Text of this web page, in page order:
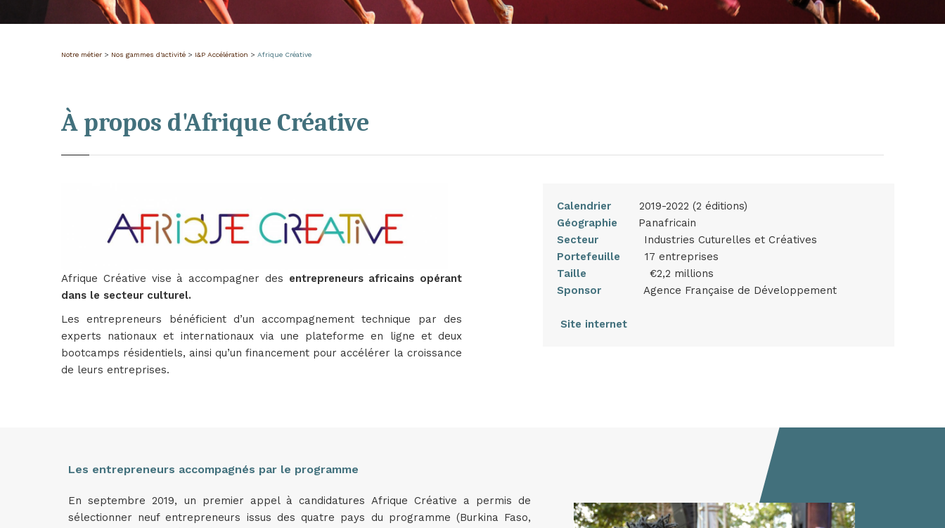
Notre métier > Nos gammes d'activité > I&P Accélération > Afrique Créative
À propos d'Afrique Créative
Afrique Créative vise à accompagner des entrepreneurs africains opérant
dans le secteur culturel.
Les entrepreneurs bénéficient d’un accompagnement technique par des
experts nationaux et internationaux via une plateforme en ligne et deux
bootcamps résidentiels, ainsi qu’un financement pour accélérer la croissance
de leurs entreprises.
Calendrier
2019-2022 (2 éditions)
Géographie Panafricain
Secteur Industries Cuturelles et Créatives
Portefeuille 17 entreprises
Taille €2,2 millions
Sponsor
Agence Française de Développement
Site internet
Les entrepreneurs accompagnés par le programme
En septembre 2019, un premier appel à candidatures Afrique Créative a permis de
sélectionner neuf entrepreneurs issus des quatre pays du programme (Burkina Faso,